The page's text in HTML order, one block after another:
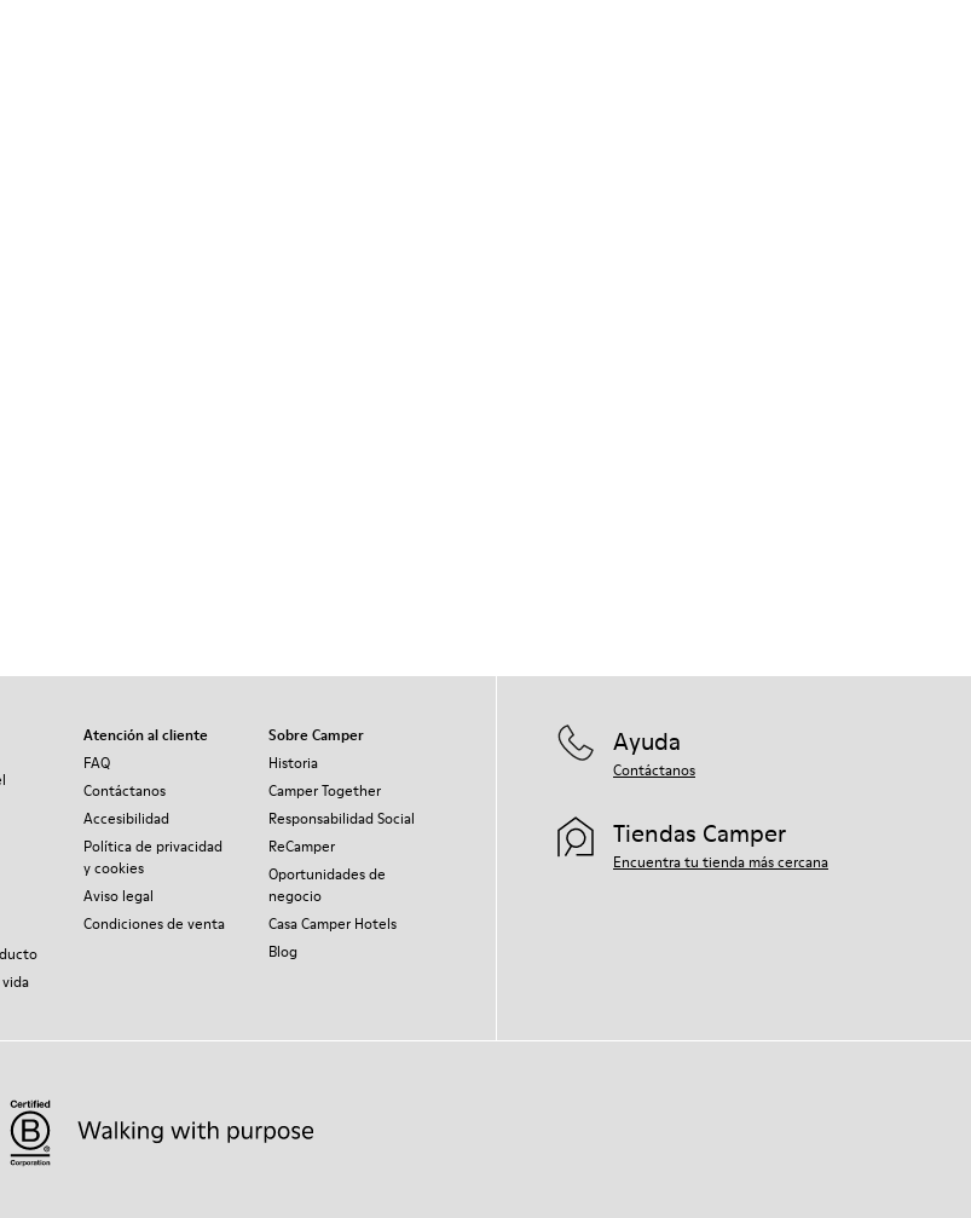
Atención al cliente
FAQ
Contáctanos
Accesibilidad
Política de privacidad
y cookies
Aviso legal
Condiciones de venta
Sobre Camper
Historia
Camper Together
Responsabilidad Social
ReCamper
Oportunidades de
negocio
Casa Camper Hotels
Blog
Ayuda
Contáctanos
Tiendas Camper
Encuentra tu tienda más cercana